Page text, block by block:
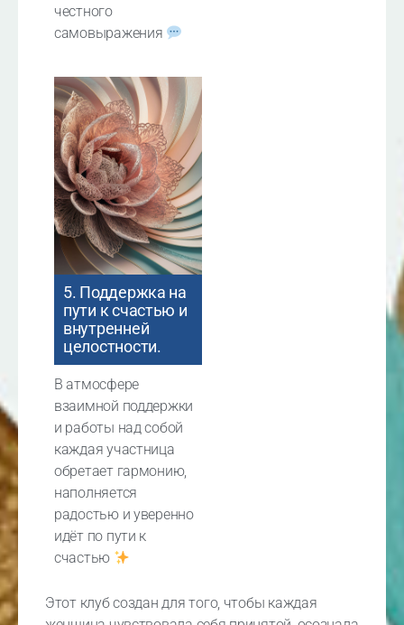
честного
самовыражения
5. Поддержка на
пути к счастью и
внутренней
целостности.
В атмосфере
взаимной поддержки
и работы над собой
каждая участница
обретает гармонию,
наполняется
радостью и уверенно
идёт по пути к
счастью
Этот клуб создан для того, чтобы каждая